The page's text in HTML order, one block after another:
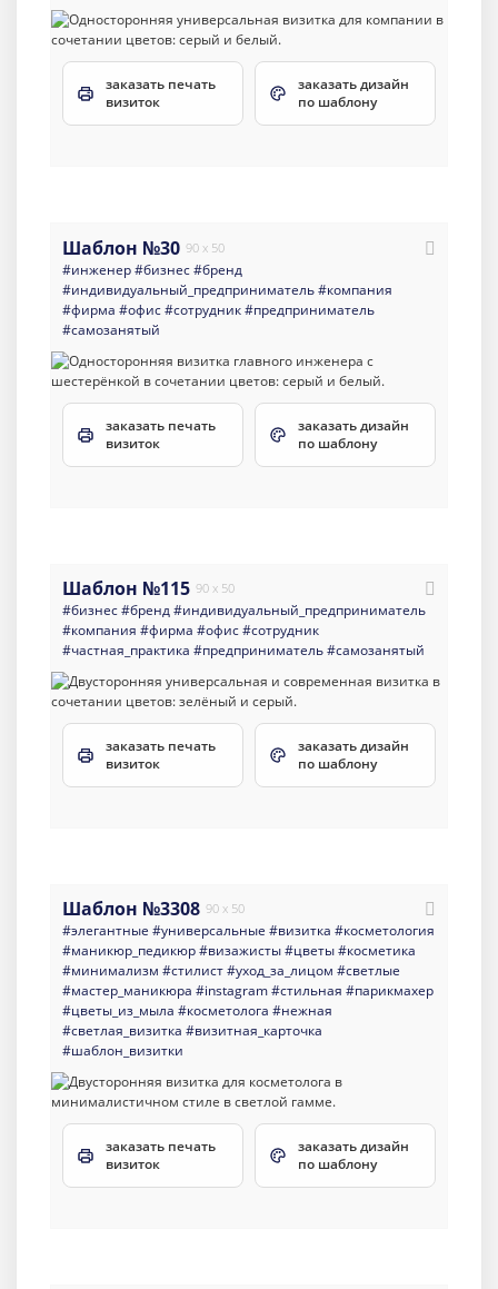
заказать печать
визиток
заказать дизайн
по шаблону
Шаблон №30 90 x 50
#инженер#бизнес#бренд
#индивидуальный_предприниматель#компания
#фирма #офис#сотрудник#предприниматель
#самозанятый
заказать печать
визиток
заказать дизайн
по шаблону
Шаблон №115 90 x 50
#бизнес#бренд#индивидуальный_предприниматель
#компания #фирма #офис#сотрудник
#частная_практика #предприниматель#самозанятый
заказать печать
визиток
заказать дизайн
по шаблону
Шаблон №3308 90 x 50
#элегантные #универсальные #визитка #косметология
#маникюр_педикюр#визажисты#цветы#косметика
#минимализм #стилист#уход_за_лицом #светлые
#мастер_маникюра #instagram#стильная #парикмахер
#цветы_из_мыла #косметолога #нежная
#светлая_визитка #визитная_карточка
#шаблон_визитки
заказать печать
визиток
заказать дизайн
по шаблону